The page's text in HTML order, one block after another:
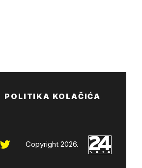
POLITIKA KOLAČIĆA
Copyright 2026.